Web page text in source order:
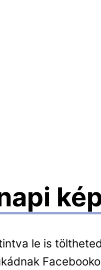
le is